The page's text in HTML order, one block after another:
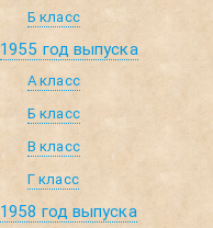
Б класс
1955 год выпуска
А класс
Б класс
В класс
Г класс
1958 год выпуска